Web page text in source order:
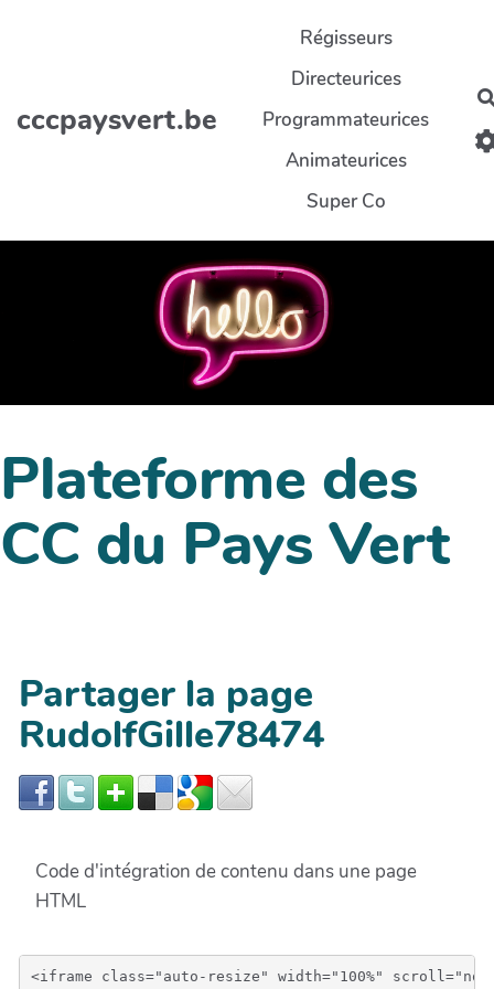
cccpaysvert.be
Régisseurs
Directeurices
Programmateurices
Animateurices
Super Co
Plateforme des
CC du Pays Vert
Partager la page
RudolfGille78474
Code d'intégration de contenu dans une page
HTML